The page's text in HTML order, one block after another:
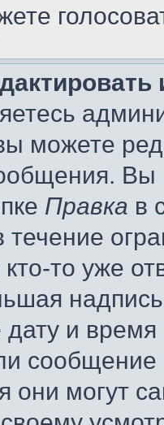
можете
Вы
Правка в
течение
то уже
дату и
они могут